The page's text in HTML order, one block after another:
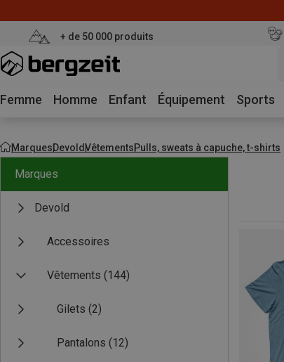
+ de 50 000 produits
Femme Homme Enfant Équipement Sports
MarquesDevoldVêtementsPulls, sweats à capuche, t-shirts
Marques
Devold
Accessoires
Vêtements (144)
Gilets (2)
Pantalons (12)